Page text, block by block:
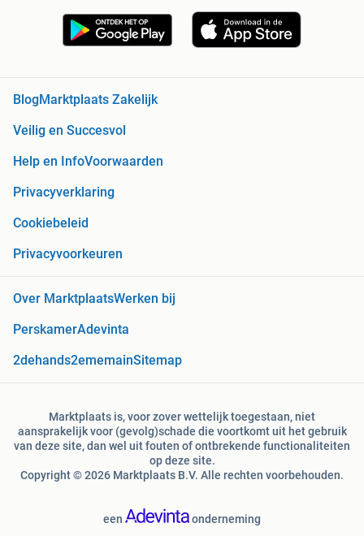
BlogMarktplaats Zakelijk
Veilig en Succesvol
Help en InfoVoorwaarden
Privacyverklaring
Cookiebeleid
Privacyvoorkeuren
Over MarktplaatsWerken bij
PerskamerAdevinta
2dehands2ememainSitemap
Marktplaats is, voor zover wettelijk toegestaan, niet
aansprakelijk voor (gevolg)schade die voortkomt uit het gebruik
van deze site, dan wel uit fouten of ontbrekende functionaliteiten
op deze site.
Copyright © 2026 Marktplaats B.V. Alle rechten voorbehouden.
een onderneming